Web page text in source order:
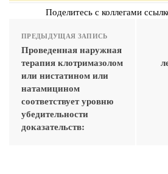
Поделитесь с коллегами
ПРЕДЫДУЩАЯ ЗАПИСЬ
Проведенная наружная
терапия клотримазолом
или нистатином или
натамицином
соответствует уровню
убедительности
доказательств: